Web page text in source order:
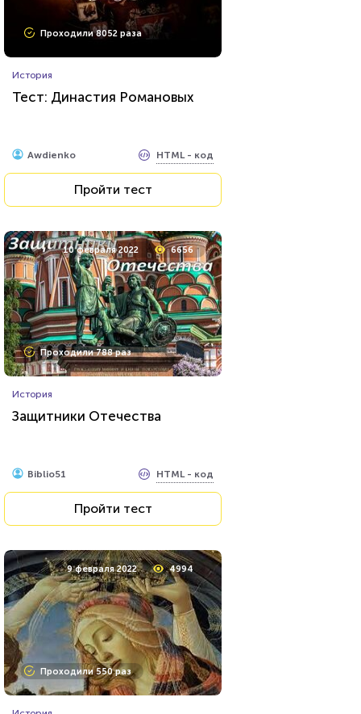
Проходили 8052 раза
История
Тест: Династия Романовых
Awdienko HTML - код
Пройти тест
10 февраля 2022 6656
Проходили 788 раз
История
Защитники Отечества
Biblio51 HTML - код
Пройти тест
9 февраля 2022 4994
Проходили 550 раз